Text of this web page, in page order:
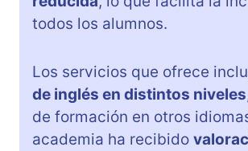
todos los alumnos.
Los servicios que ofrece
de inglés en distintos niveles
de formación en otros
academia ha recibido